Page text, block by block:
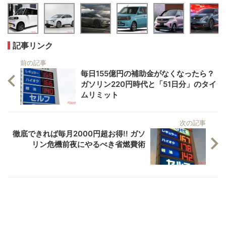
記事リンク
前の記事
毎日155億円の補助金がなくなったら？
ガソリン220円時代と「51日分」のタイ
ムリミット
次の記事
徹底できれば毎月2000円超お得!! ガソ
リン危機前夜にやるべき省燃費術